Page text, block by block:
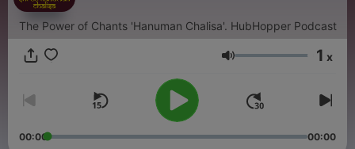
The Power of Chants 'Hanuman Chalisa'. HubHopper Podcast
Lydstyrke 1 x
00:00 00:00